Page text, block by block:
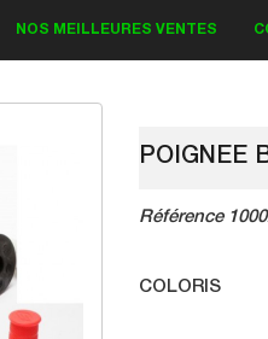
NOS MEILLEURES VENTES
KAWASAKI
Monster 2018
POIGNEE
Référence
COLORIS